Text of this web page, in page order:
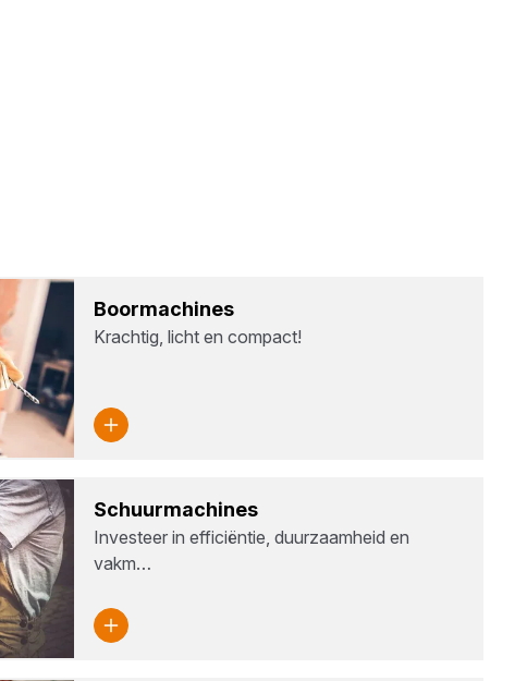
Boor­ma­chi­nes
Krachtig, licht en compact!
Schuur­ma­chi­nes
Investeer in efficiëntie, duurzaamheid en
vakm…